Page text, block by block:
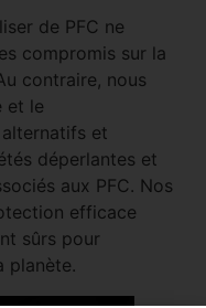
de PFC ne
compromis sur la
contraire, nous
et le
et
déperlantes et
aux PFC. Nos
efficace
sûrs pour
planète.